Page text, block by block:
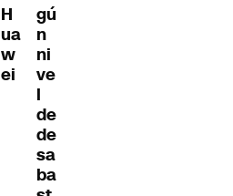
H
ua
w
ei
gú
n
ni
ve
l
de
de
sa
ba